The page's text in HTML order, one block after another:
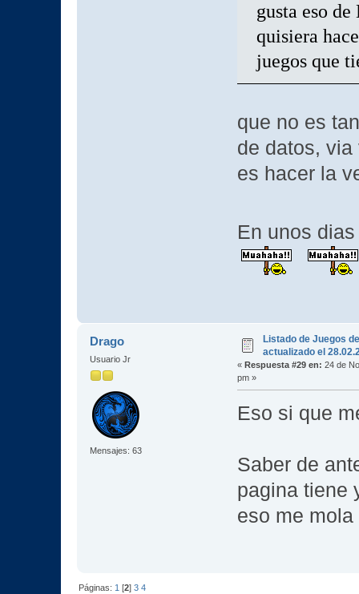
gusta eso
quisiera
juegos que
que no es
de datos,
es hacer la
En unos
Drago
Usuario Jr
Mensajes: 63
Listado de Juegos
actualizado el
« Respuesta #29 en: 24 de
pm »
Eso si que
Saber de
pagina tiene
eso me
Páginas:1 [2]3 4